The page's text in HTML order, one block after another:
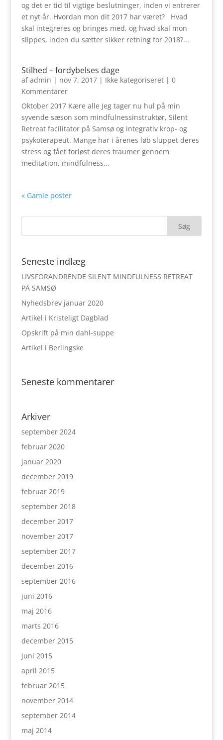
og det er tid til vigtige beslutninger, inden vi entrerer
et nyt år. Hvordan mon dit 2017 har været? Hvad
skal integreres og bringes med, og hvad skal mon
slippes, inden du sætter sikker retning for 2018?...
Stilhed – fordybelses dage
afadmin | nov 7, 2017| Ikke kategoriseret| 0
Kommentarer
Oktober 2017 Kære alle Jeg tager nu hul på min
syvende sæson som mindfulnessinstruktør, Silent
Retreat facilitator på Samsø og integrativ krop- og
psykoterapeut. Mange har i årenes løb sluppet deres
stress og fået forløst deres traumer gennem
meditation, mindfulness...
« Gamle poster
Seneste indlæg
LIVSFORANDRENDE SILENT MINDFULNESS RETREAT
PÅ SAMSØ
Nyhedsbrev januar 2020
Artikel i Kristeligt Dagblad
Opskrift på min dahl-suppe
Artikel i Berlingske
Seneste kommentarer
Arkiver
september 2024
februar 2020
januar 2020
december 2019
februar 2019
september 2018
december 2017
november 2017
september 2017
december 2016
september 2016
juni 2016
maj 2016
marts 2016
december 2015
juni 2015
april 2015
februar 2015
november 2014
september 2014
maj 2014